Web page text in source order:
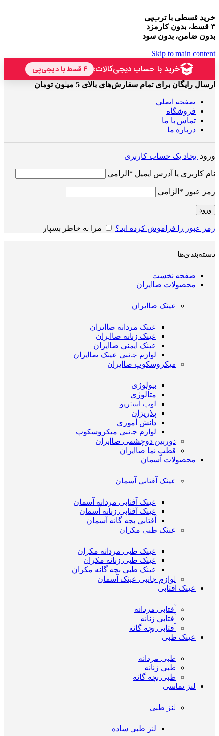
خرید قسطی با ترب‌پی
۴ قسط، بدون کارمزد
بدون ضامن، بدون سود
Skip to main content
ارسال رایگان برای تمام سفارش‌های بالای 5 میلون تومان
صفحه اصلی
فروشگاه
تماس با ما
درباره ما
ورود ایجاد یک حساب کاربری
نام کاربری یا آدرس ایمیل * الزامی
رمز عبور * الزامی
ورود
رمز عبور را فراموش کرده اید؟ مرا به خاطر بسپار
دسته‌بندی‌ها
صفحه نخست
محصولات صاایران
عینک صاایران
عینک مردانه صاایران
عینک زنانه صاایران
عینک ایمنی صاایران
لوازم جانبی عینک صاایران
میکروسکوپ صاایران
بیولوژی
متالوژی
لوپ استریو
پلاریزان
دانش آموزی
لوازم جانبی میکروسکوپ
دوربین دوچشمی صاایران
قطب نما صاایران
محصولات آسمان
عینک آفتابی آسمان
عینک آفتابی مردانه آسمان
عینک آفتابی زنانه آسمان
آفتابی بچه گانه آسمان
عینک طبی مکران
عینک طبی مردانه مکران
عینک طبی زنانه مکران
عینک طبی بچه گانه مکران
لوازم جانبی عینک آسمان
عینک آفتابی
آفتابی مردانه
آفتابی زنانه
آفتابی بچه گانه
عینک طبی
طبی مردانه
طبی زنانه
طبی بچه گانه
لنز تماسی
لنز طبی
لنز طبی ساده